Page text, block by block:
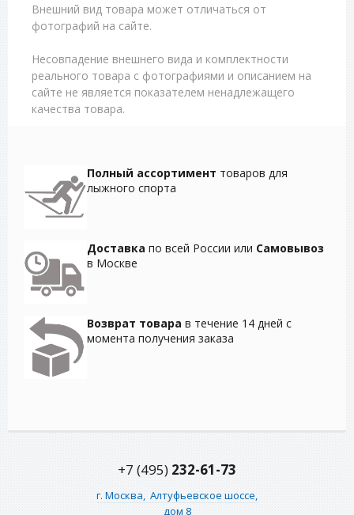
Внешний вид товара может отличаться от
фотографий на сайте.
Несовпадение внешнего вида и комплектности
реального товара с фотографиями и описанием на
сайте не является показателем ненадлежащего
качества товара.
Полный ассортимент товаров для
лыжного спорта
Доставка по всей России или Самовывоз
в Москве
Возврат товара в течение 14 дней с
момента получения заказа
+7 (495) 232-61-73
г. Москва, Алтуфьевское шоссе,
дом 8